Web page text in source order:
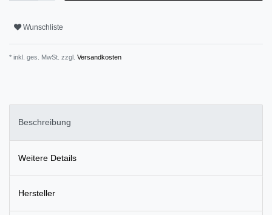
Wunschliste
* inkl. ges. MwSt. zzgl. Versandkosten
Beschreibung
Weitere Details
Hersteller